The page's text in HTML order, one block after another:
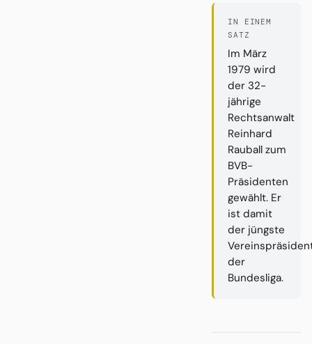
IN EINEM
SATZ
Im März
1979 wird
der 32-
jährige
Rechtsanwalt
Reinhard
Rauball zum
BVB-
Präsidenten
gewählt. Er
ist damit
der jüngste
der
Bundesliga.